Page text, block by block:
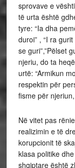
sprovave e
të urta është
tyre: “Ia dha
duroi” , “I ra
se guri”,”Pëlset
njeriu, do ta
urtë: “Armikun
respektin për
fisme për
Në vitet pas
realizimin e të
korupcionit të
klasa politike
shqiptare është